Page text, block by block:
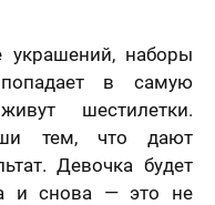
украшений, наборы
в самую
шестилетки.
тем, что дают
Девочка будет
и снова — это не